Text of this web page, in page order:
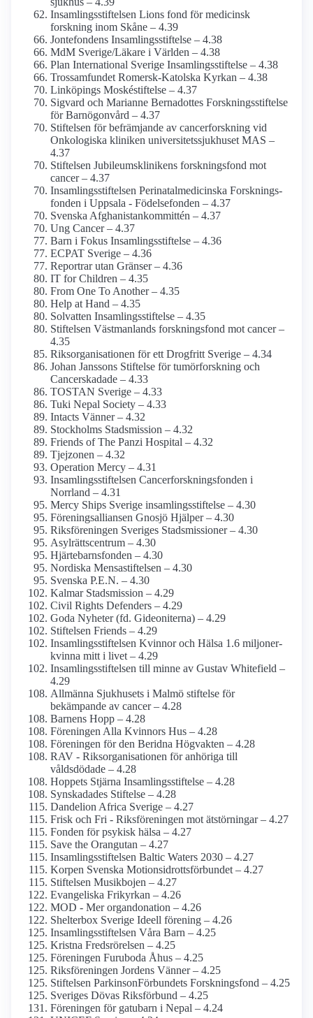
Insamlingsstiftelsen Lions fond för medicinsk
forskning inom Skåne – 4.39
Jontefondens Insamlings­stiftelse – 4.38
MdM Sverige/Läkare i Världen – 4.38
Plan International Sverige Insamlings­stiftelse – 4.38
Trossamfundet Romersk-Katolska Kyrkan – 4.38
Linköpings Moskéstiftelse – 4.37
Sigvard och Marianne Bernadottes Forskningss­tiftelse
för Barnögon­vård – 4.37
Stiftelsen för befrämjande av cancerforskning vid
Onkologiska kliniken universitets­sjukhuset MAS –
4.37
Stiftelsen Jubileums­klinikens forsknings­fond mot
cancer – 4.37
Insamlings­stiftelsen Perinatal­medicinska Forsknings­
fonden i Uppsala - Födelsefonden – 4.37
Svenska Afghanistan­kommittén – 4.37
Ung Cancer – 4.37
Barn i Fokus Insamlings­stiftelse – 4.36
ECPAT Sverige – 4.36
Reportrar utan Gränser – 4.36
IT for Children – 4.35
From One To Another – 4.35
Help at Hand – 4.35
Solvatten Insamlingsstiftelse – 4.35
Stiftelsen Västmanlands forskningsfond mot cancer –
4.35
Riks­organisationen för ett Drogfritt Sverige – 4.34
Johan Janssons Stiftelse för tumör­forskning och
Cancer­skadade – 4.33
TOSTAN Sverige – 4.33
Tuki Nepal Society – 4.33
Intacts Vänner – 4.32
Stockholms Stadsmission – 4.32
Friends of The Panzi Hospital – 4.32
Tjejzonen – 4.32
Operation Mercy – 4.31
Insamlings­stiftelsen Cancerforsknings­fonden i
Norrland – 4.31
Mercy Ships Sverige insamlings­stiftelse – 4.30
Förenings­alliansen Gnosjö Hjälper – 4.30
Riksföreningen Sveriges Stadsmissioner – 4.30
Asylrättscentrum – 4.30
Hjärtebarns­fonden – 4.30
Nordiska Mensastiftelsen – 4.30
Svenska P.E.N. – 4.30
Kalmar Stads­mission – 4.29
Civil Rights Defenders – 4.29
Goda Nyheter (fd. Gideoniterna) – 4.29
Stiftelsen Friends – 4.29
Insamlings­stiftelsen Kvinnor och Hälsa 1.6 miljoner-
kvinna mitt i livet – 4.29
Insamlings­stiftelsen till minne av Gustav Whitefield –
4.29
Allmänna Sjukhusets i Malmö stiftelse för
bekämpande av cancer – 4.28
Barnens Hopp – 4.28
Föreningen Alla Kvinnors Hus – 4.28
Föreningen för den Beridna Högvakten – 4.28
RAV - Riksorganisationen för anhöriga till
våldsdödade – 4.28
Hoppets Stjärna Insamlings­stiftelse – 4.28
Synskadades Stiftelse – 4.28
Dandelion Africa Sverige – 4.27
Frisk och Fri - Riksföreningen mot ätstörningar – 4.27
Fonden för psykisk hälsa – 4.27
Save the Orangutan – 4.27
Insamlingsstiftelsen Baltic Waters 2030 – 4.27
Korpen Svenska Motionsidrottsförbundet – 4.27
Stiftelsen Musikbojen – 4.27
Evangeliska Frikyrkan – 4.26
MOD - Mer organ­donation – 4.26
Shelterbox Sverige Ideell förening – 4.26
Insamlings­stiftelsen Våra Barn – 4.25
Kristna Fredsrörelsen – 4.25
Föreningen Furuboda Åhus – 4.25
Riksföreningen Jordens Vänner – 4.25
Stiftelsen Parkinson­Förbundets Forskningsfond – 4.25
Sveriges Dövas Riksförbund – 4.25
Föreningen för gatubarn i Nepal – 4.24